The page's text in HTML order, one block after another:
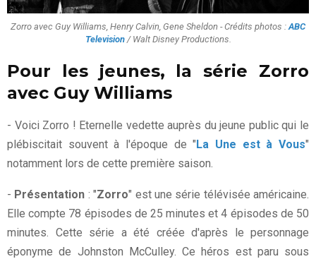
Zorro avec Guy Williams, Henry Calvin, Gene Sheldon - Crédits photos :ABC
Television/ Walt Disney Productions.
Pour les jeunes, la série Zorro
avec Guy Williams
- Voici Zorro ! Eternelle vedette auprès du jeune public qui le
plébiscitait souvent à l'époque de "La Une est à Vous"
notamment lors de cette première saison.
- Présentation : "Zorro" est une série télévisée américaine.
Elle compte 78 épisodes de 25 minutes et 4 épisodes de 50
minutes. Cette série a été créée d'après le personnage
éponyme de Johnston McCulley. Ce héros est paru sous